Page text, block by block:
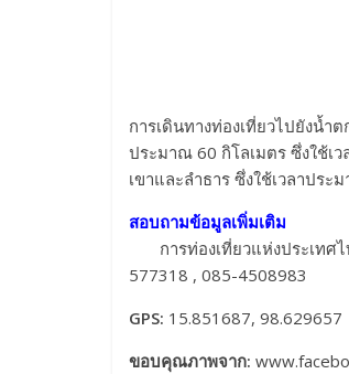
การเดินทางท่องเที่ยวไปยังน้ำ
ประมาณ 60 กิโลเมตร ซึ่งใช้เ
เขาและลำธาร ซึ่งใช้เวลาปร
สอบถามข้อมูลเพิ่มเติม
การท่องเที่ยวแห่งประเทศไ
577318 , 085-4508983
GPS: 15.851687, 98.629657
ขอบคุณภาพจาก: